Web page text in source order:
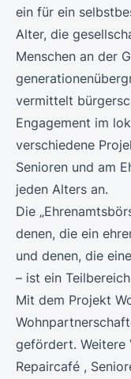
ein für ein
Alter, die
Menschen an der
vermittelt
Engagement im
verschiedene
Senioren und am
jeden Alters an.
Die
denen, die ein
und denen, die
– ist ein
Mit dem Projekt
gefördert. Weitere
Repaircafé ,